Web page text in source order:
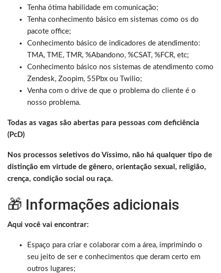
Tenha ótima habilidade em comunicação;
Tenha conhecimento básico em sistemas como os do
pacote office;
Conhecimento básico de indicadores de atendimento:
TMA, TME, TMR, %Abandono, %CSAT, %FCR, etc;
Conhecimento básico nos sistemas de atendimento como
Zendesk, Zoopim, 55Pbx ou Twilio;
Venha com o drive de que o problema do cliente é o
nosso problema.
Todas as vagas são abertas para pessoas com deficiência
(PcD)
Nos processos seletivos do Víssimo, não há qualquer tipo de
distinção em virtude de gênero, orientação sexual, religião,
crença, condição social ou raça.
🎁 Informações adicionais
Aqui você vai encontrar:
Espaço para criar e colaborar com a área, imprimindo o
seu jeito de ser e conhecimentos que deram certo em
outros lugares;